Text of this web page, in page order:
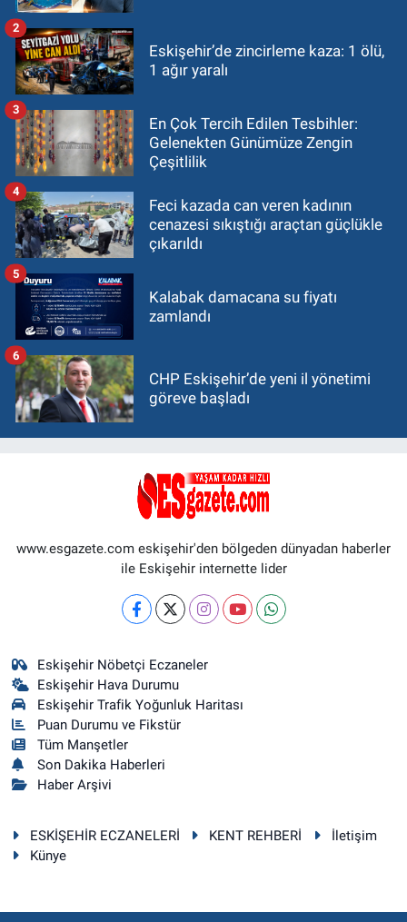
Eskişehir’de zincirleme kaza: 1 ölü,
1 ağır yaralı
2
En Çok Tercih Edilen Tesbihler:
Gelenekten Günümüze Zengin
Çeşitlilik
3
Feci kazada can veren kadının
cenazesi sıkıştığı araçtan güçlükle
çıkarıldı
4
Kalabak damacana su fiyatı
zamlandı
5
CHP Eskişehir’de yeni il yönetimi
göreve başladı
6
www.esgazete.com eskişehir'den bölgeden dünyadan haberler
ile Eskişehir internette lider
Eskişehir Nöbetçi Eczaneler
Eskişehir Hava Durumu
Eskişehir Trafik Yoğunluk Haritası
Puan Durumu ve Fikstür
Tüm Manşetler
Son Dakika Haberleri
Haber Arşivi
ESKİŞEHİR ECZANELERİ KENT REHBERİ
İletişim
Künye